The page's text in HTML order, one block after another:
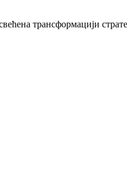
трансформацији